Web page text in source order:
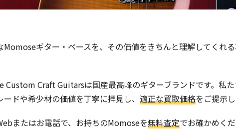
Momoseギター・ベースを、その価値をきちんと理解してくれ
Custom Craft Guitarsは国産最高峰のギターブランドです。私
ードや希少材の価値を丁寧に拝見し、 適正な買取価格をご提示し
またはお電話で、お持ちのMomoseを無料査定でお確かめくだ